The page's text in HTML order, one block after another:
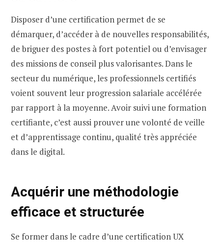
Disposer d’une certification permet de se
démarquer, d’accéder à de nouvelles responsabilités,
de briguer des postes à fort potentiel ou d’envisager
des missions de conseil plus valorisantes. Dans le
secteur du numérique, les professionnels certifiés
voient souvent leur progression salariale accélérée
par rapport à la moyenne. Avoir suivi une formation
certifiante, c’est aussi prouver une volonté de veille
et d’apprentissage continu, qualité très appréciée
dans le digital.
Acquérir une méthodologie
efficace et structurée
Se former dans le cadre d’une certification UX